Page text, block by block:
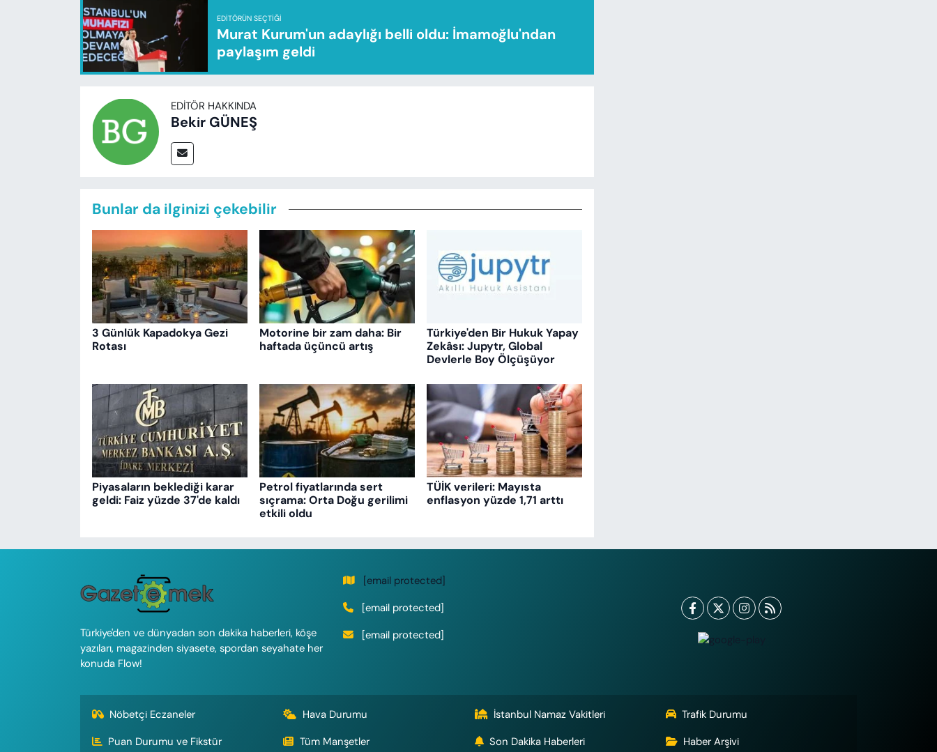
EDITÖRÜN SEÇTIĞI
Murat Kurum'un adaylığı belli oldu: İmamoğlu'ndan
paylaşım geldi
EDITÖR HAKKINDA
Bekir GÜNEŞ
Bunlar da ilginizi çekebilir
3 Günlük Kapadokya Gezi
Rotası
Motorine bir zam daha: Bir
haftada üçüncü artış
Türkiye'den Bir Hukuk Yapay
Zekâsı: Jupytr, Global
Devlerle Boy Ölçüşüyor
Piyasaların beklediği karar
geldi: Faiz yüzde 37'de kaldı
Petrol fiyatlarında sert
sıçrama: Orta Doğu gerilimi
etkili oldu
TÜİK verileri: Mayısta
enflasyon yüzde 1,71 arttı
Türkiye'den ve dünyadan son dakika haberleri, köşe
yazıları, magazinden siyasete, spordan seyahate her
konuda Flow!
[email protected]
[email protected]
[email protected]
Nöbetçi Eczaneler Hava Durumu İstanbul Namaz Vakitleri
Trafik Durumu
Puan Durumu ve Fikstür
Tüm Manşetler Son Dakika Haberleri Haber Arşivi